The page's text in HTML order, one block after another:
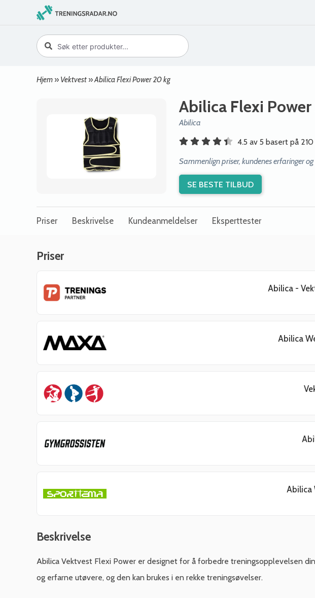
Hjem » Vektvest »Abilica Flexi Power 20 kg
Abilica Flexi
Abilica
4.5 av 5 basert på
Sammenlign priser, kundenes erfaringer
SE BESTE TILBUD
Priser Beskrivelse Kundeanmeldelser Eksperttester
Priser
Abilica -
Abilica
Abilica
Beskrivelse
Abilica Vektvest Flexi Power er designet for å forbedre treningsopplevelsen
og erfarne utøvere, og den kan brukes i en rekke treningsøvelser.